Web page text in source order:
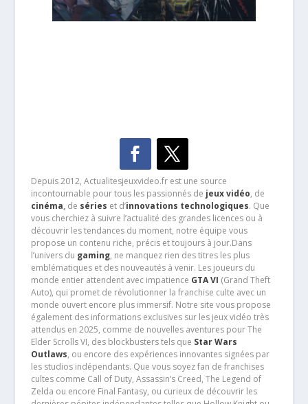
Depuis 2012, Actualitesjeuxvideo.fr est une source
incontournable pour tous les passionnés de jeux vidéo, de
cinéma,de séries et d’innovations technologiques. Que
vous cherchiez à suivre l’actualité des grandes licences ou à
découvrir les tendances du moment, notre équipe vous
propose un contenu riche, précis et toujours à jour.Dans
l’univers du gaming, ne manquez rien des titres les plus
emblématiques et des nouveautés à venir. Les joueurs du
monde entier attendent avec impatience GTA VI (Grand Theft
Auto), qui promet de révolutionner la franchise culte avec un
monde ouvert encore plus immersif. Notre site vous propose
également des informations exclusives sur les jeux vidéo très
attendus en 2025, comme de nouvelles aventures pour The
Elder Scrolls VI, des blockbusters tels que Star Wars
Outlaws, ou encore des expériences innovantes signées par
les studios indépendants. Que vous soyez fan de franchises
cultes comme Call of Duty, Assassin’s Creed, The Legend of
Zelda ou encore Final Fantasy, ou curieux de découvrir les